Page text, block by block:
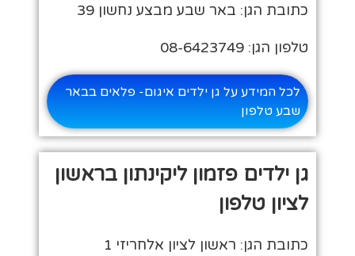
כתובת הגן: באר שבע מבצע נחשון 39
טלפון הגן: 08-6423749
לכל המידע על גן ילדים איגום- פלאים בבאר
שבע טלפון
גן ילדים פזמון ליקינתון בראשון
לציון טלפון
כתובת הגן: ראשון לציון אלחריזי 1